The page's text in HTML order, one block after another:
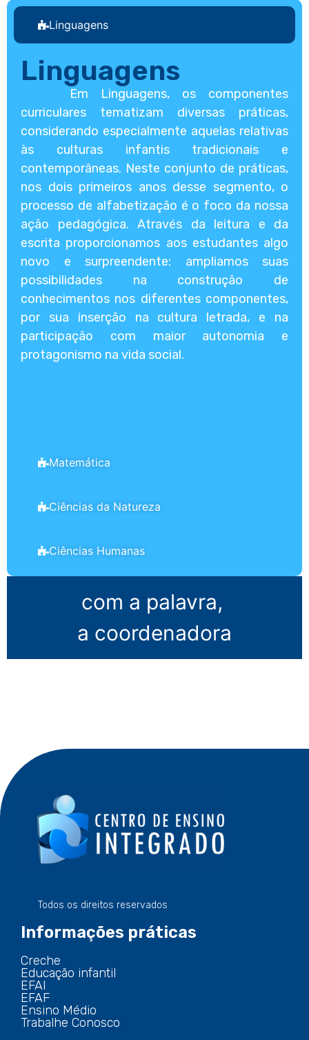
com a palavra,
a coordenadora
Linguagens
Matemática
Ciências da Natureza
Ciências Humanas
Linguagens
Em Linguagens, os componentes
curriculares tematizam diversas práticas,
considerando especialmente aquelas relativas
às culturas infantis tradicionais e
contemporâneas. Neste conjunto de práticas,
nos dois primeiros anos desse segmento, o
processo de alfabetização é o foco da nossa
ação pedagógica. Através da leitura e da
escrita proporcionamos aos estudantes algo
novo e surpreendente: ampliamos suas
possibilidades na construção de
conhecimentos nos diferentes componentes,
por sua inserção na cultura letrada, e na
participação com maior autonomia e
protagonismo na vida social.
Todos os direitos reservados
Informações práticas
Creche
Educação infantil
EFAI
EFAF
Ensino Médio
Trabalhe Conosco